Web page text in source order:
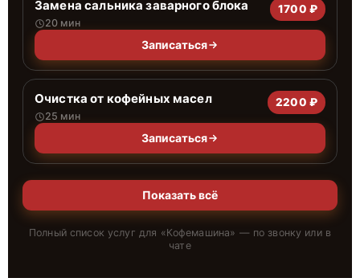
Замена сальника заварного блока
20 мин
1700 ₽
Записаться
Очистка от кофейных масел
25 мин
2200 ₽
Записаться
Показать всё
Полный список услуг для «Кофемашина» — по звонку или в
чате